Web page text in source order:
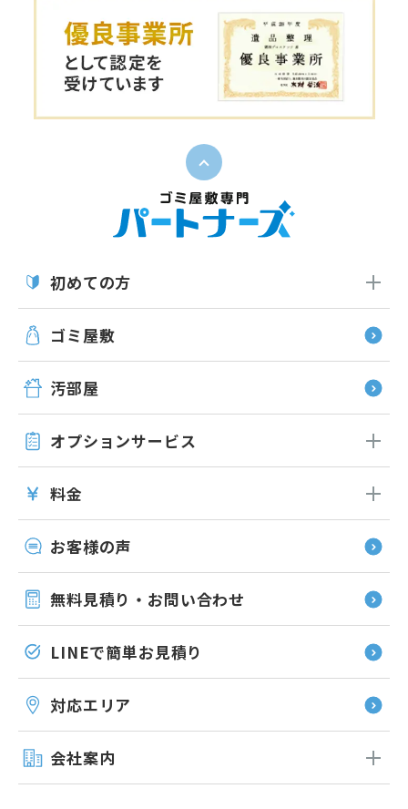
初めての方
ゴミ屋敷
汚部屋
オプションサービス
料金
お客様の声
無料見積り・お問い合わせ
LINEで簡単お見積り
対応エリア
会社案内